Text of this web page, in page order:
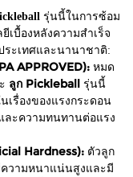
รุ่นนี้ในการซ้อม
บื้องหลังความสำเร็จ
ระเทศและนานาชาติ:
APPROVED): หมด
ลูก Pickleball รุ่นนี้
เรื่องของแรงกระดอน
ะความทนทานต่อแรง
Hardness): ตัวลูก
วามหนาแน่นสูงและมี